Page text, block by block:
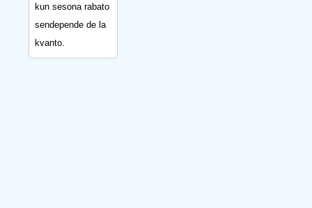
kun sesona rabato
sendepende de la
kvanto.